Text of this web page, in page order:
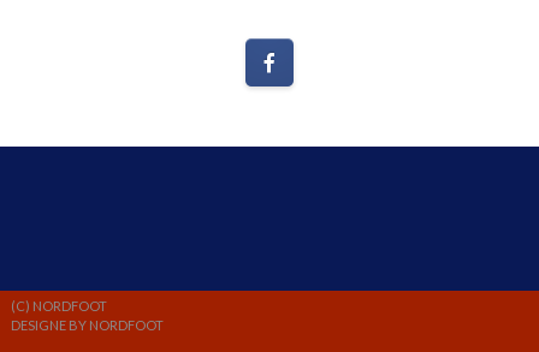
(C) NORDFOOT
DESIGNE BY NORDFOOT